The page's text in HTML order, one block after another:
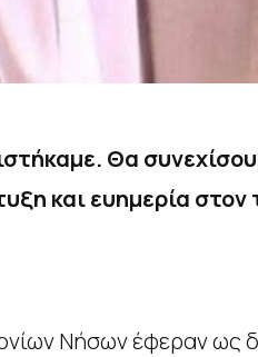
Θα
και ευημερία
Νήσων έφεραν ως